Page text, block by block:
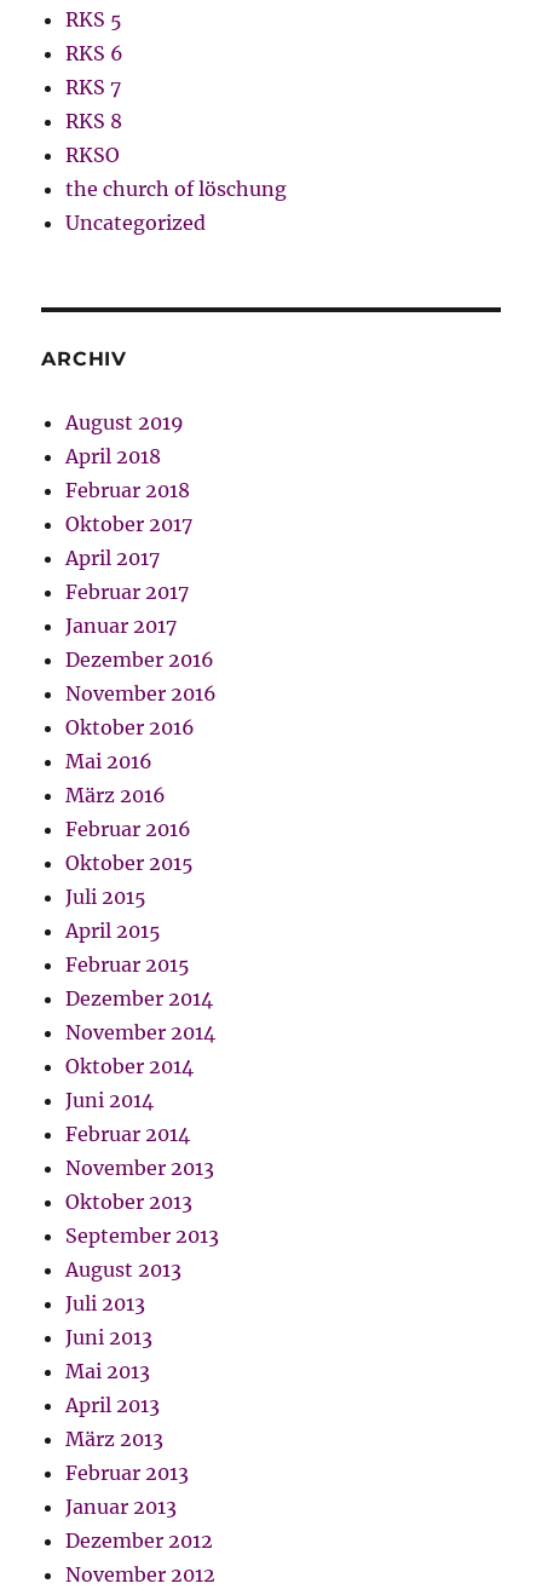
RKS 5
RKS 6
RKS 7
RKS 8
RKSO
the church of löschung
Uncategorized
ARCHIV
August 2019
April 2018
Februar 2018
Oktober 2017
April 2017
Februar 2017
Januar 2017
Dezember 2016
November 2016
Oktober 2016
Mai 2016
März 2016
Februar 2016
Oktober 2015
Juli 2015
April 2015
Februar 2015
Dezember 2014
November 2014
Oktober 2014
Juni 2014
Februar 2014
November 2013
Oktober 2013
September 2013
August 2013
Juli 2013
Juni 2013
Mai 2013
April 2013
März 2013
Februar 2013
Januar 2013
Dezember 2012
November 2012